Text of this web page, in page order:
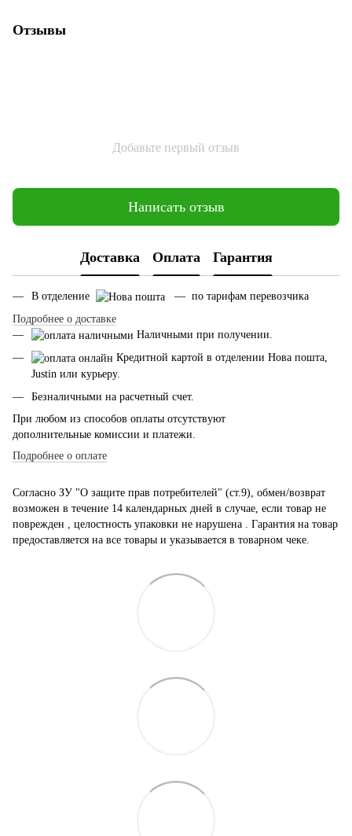
Отзывы
Добавьте первый отзыв
Написать отзыв
Доставка Оплата Гарантия
В отделение
— по тарифам перевозчика
Подробнее о доставке
Наличными при получении.
Кредитной картой в отделении Нова пошта,
Justin или курьеру.
Безналичными на расчетный счет.
При любом из способов оплаты отсутствуют
дополнительные комиссии и платежи.
Подробнее о оплате
Согласно ЗУ "О защите прав потребителей" (ст.9), обмен/возврат
возможен в течение 14 календарных дней в случае, если товар не
поврежден , целостность упаковки не нарушена . Гарантия на товар
предоставляется на все товары и указывается в товарном чеке.